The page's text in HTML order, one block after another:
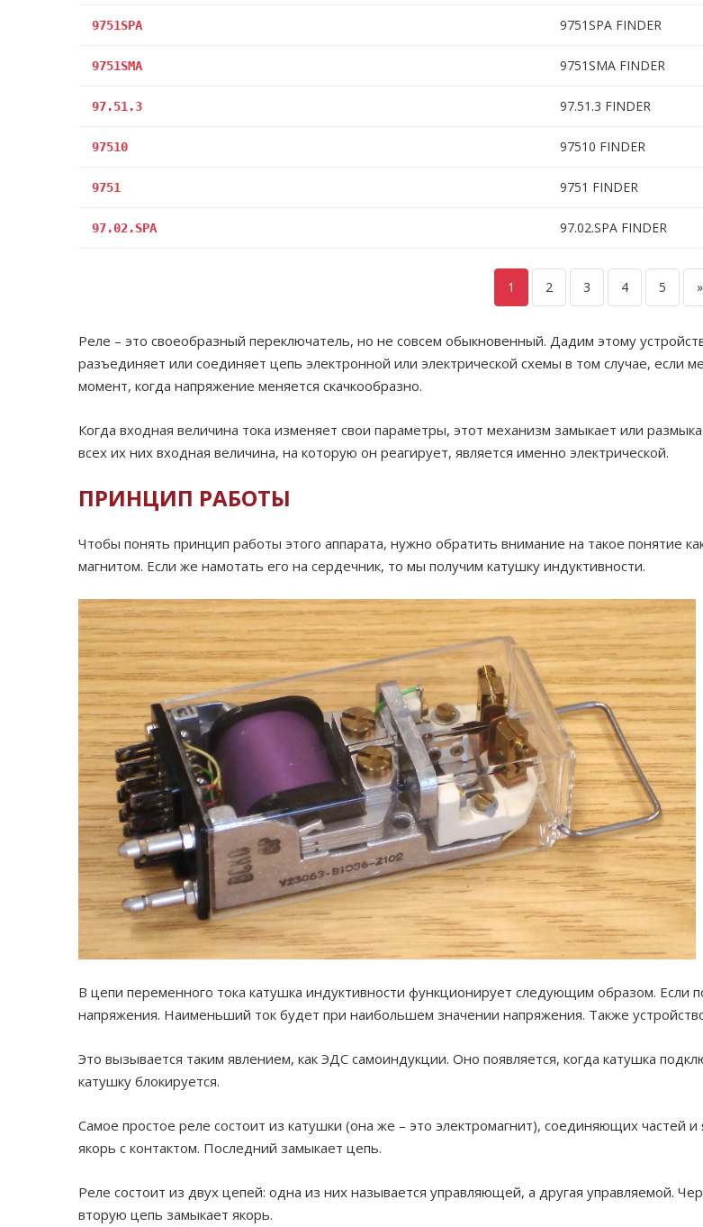
9751SPA 9751SPA FINDER
9751SMA 9751SMA FINDER
97.51.3 97.51.3 FINDER
97510 97510 FINDER
9751 9751 FINDER
97.02.SPA 97.02.SPA FINDER
1 2 3 4 5 »
Реле – это своеобразный переключатель, но не совсем обыкновенный. Дадим этому
разъединяет или соединяет цепь электронной или электрической схемы в том случае, если
момент, когда напряжение меняется скачкообразно.
Когда входная величина тока изменяет свои параметры, этот механизм замыкает или
всех их них входная величина, на которую он реагирует, является именно электрической.
ПРИНЦИП РАБОТЫ
Чтобы понять принцип работы этого аппарата, нужно обратить внимание на такое понятие
магнитом. Если же намотать его на сердечник, то мы получим катушку индуктивности.
В цепи переменного тока катушка индуктивности функционирует следующим образом. Если
напряжения. Наименьший ток будет при наибольшем значении напряжения. Также
Это вызывается таким явлением, как ЭДС самоиндукции. Оно появляется, когда катушка
катушку блокируется.
Самое простое реле состоит из катушки (она же – это электромагнит), соединяющих частей и
якорь с контактом. Последний замыкает цепь.
Реле состоит из двух цепей: одна из них называется управляющей, а другая управляемой.
вторую цепь замыкает якорь.